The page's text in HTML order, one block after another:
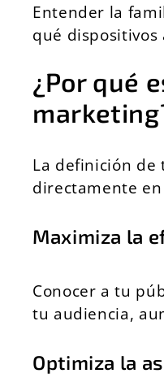
Entender la
qué dispositivos
¿Por qué
La definición de
directamente
Maximiza la
Conocer a tu
tu audiencia,
Optimiza la